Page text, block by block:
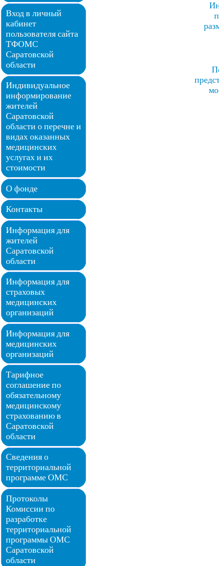
Вход в личный
кабинет
пользователя сайта
ТФОМС
Саратовской
области
Индивидуальное
информирование
жителей
Саратовской
области о перечне и
видах оказанных
медицинских
услугах и их
стоимости
О фонде
Контакты
Информация для
жителей
Саратовской
области
Информация для
страховых
медицинских
организаций
Информация для
медицинских
организаций
Тарифное
соглашение по
обязательному
медицинскому
страхованию в
Саратовской
области
Сведения о
территориальной
программе ОМС
Протоколы
Комиссии по
разработке
территориальной
программы ОМС
Саратовской
области